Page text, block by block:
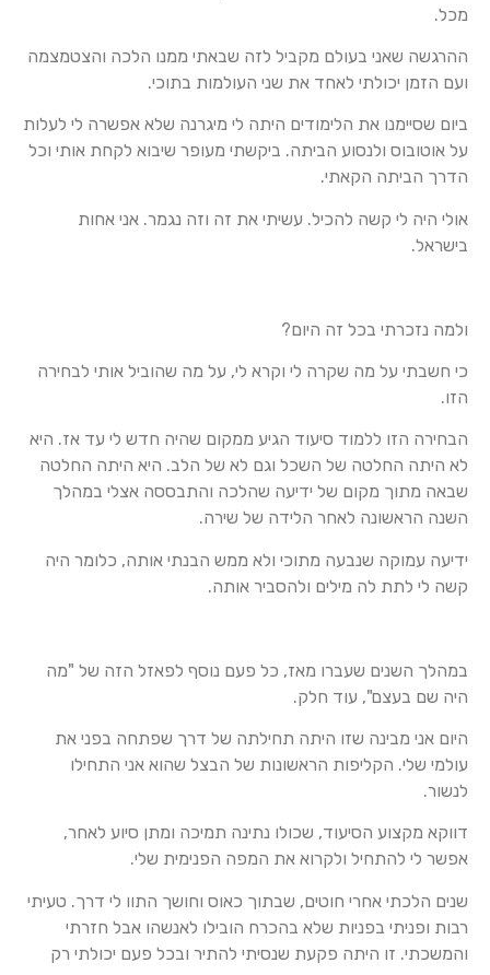
מכל.
ההרגשה שאני בעולם מקביל לזה שבאתי ממנו הלכה והצטמצמה
ועם הזמן יכולתי לאחד את שני העולמות בתוכי.
ביום שסיימנו את הלימודים היתה לי מיגרנה שלא אפשרה לי לעלות
על אוטובוס ולנסוע הביתה. ביקשתי מעופר שיבוא לקחת אותי וכל
הדרך הביתה הקאתי.
אולי היה לי קשה להכיל. עשיתי את זה וזה נגמר. אני אחות
בישראל.
ולמה נזכרתי בכל זה היום?
כי חשבתי על מה שקרה לי וקרא לי, על מה שהוביל אותי לבחירה
הזו.
הבחירה הזו ללמוד סיעוד הגיע ממקום שהיה חדש לי עד אז. היא
לא היתה החלטה של השכל וגם לא של הלב. היא היתה החלטה
שבאה מתוך מקום של ידיעה שהלכה והתבססה אצלי במהלך
השנה הראשונה לאחר הלידה של שירה.
ידיעה עמוקה שנבעה מתוכי ולא ממש הבנתי אותה, כלומר היה
קשה לי לתת לה מילים ולהסביר אותה.
במהלך השנים שעברו מאז, כל פעם נוסף לפאזל הזה של "מה
היה שם בעצם", עוד חלק.
היום אני מבינה שזו היתה תחילתה של דרך שפתחה בפני את
עולמי שלי. הקליפות הראשונות של הבצל שהוא אני התחילו
לנשור.
דווקא מקצוע הסיעוד, שכולו נתינה תמיכה ומתן סיוע לאחר,
אפשר לי להתחיל ולקרוא את המפה הפנימית שלי.
שנים הלכתי אחרי חוטים, שבתוך כאוס וחושך התוו לי דרך. טעיתי
רבות ופניתי בפניות שלא בהכרח הובילו לאנשהו אבל חזרתי
והמשכתי. זו היתה פקעת שנסיתי להתיר ובכל פעם יכולתי רק